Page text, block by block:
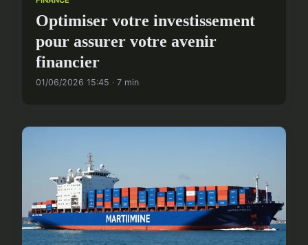
Optimiser votre investissement
pour assurer votre avenir
financier
01/06/2026 15:45 · 7 min